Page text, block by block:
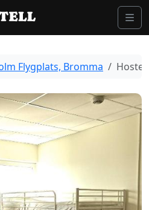
Flygplats, Bromma Hostel